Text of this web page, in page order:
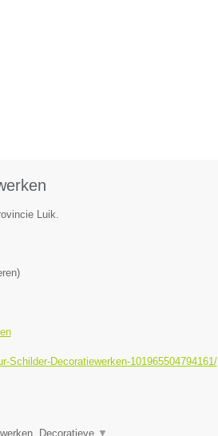
Luik.
)
Schilder-Decoratiewerken-101965504794161/|
Decoratieve ▼